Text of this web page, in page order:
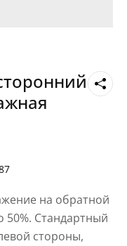
на обратной
50%. Стандартный
стороны,